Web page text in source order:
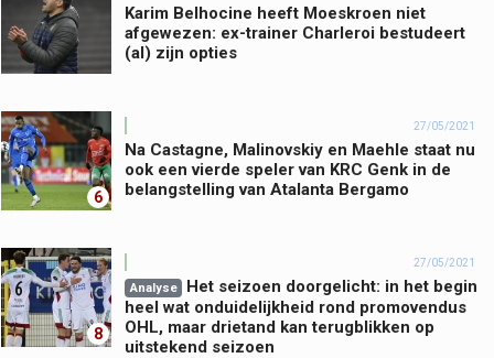
Karim Belhocine heeft Moeskroen niet
afgewezen: ex-trainer Charleroi bestudeert
(al) zijn opties
6
27/05/2021
Na Castagne, Malinovskiy en Maehle staat nu
ook een vierde speler van KRC Genk in de
belangstelling van Atalanta Bergamo
8
27/05/2021
Analyse
Het seizoen doorgelicht: in het begin
heel wat onduidelijkheid rond promovendus
OHL, maar drietand kan terugblikken op
uitstekend seizoen